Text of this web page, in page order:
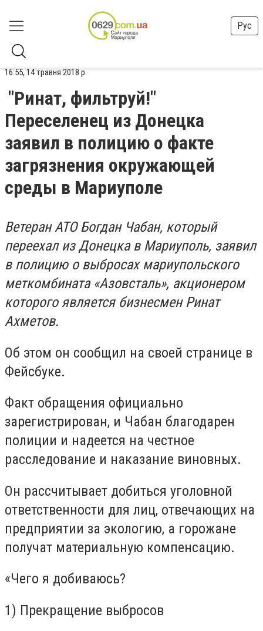
Рус
16:55, 14 травня 2018 р.
"Ринат, фильтруй!"
Переселенец из Донецка
заявил в полицию о факте
загрязнения окружающей
среды в Мариуполе
Ветеран АТО Богдан Чабан, который
переехал из Донецка в Мариуполь, заявил
в полицию о выбросах мариупольского
меткомбината «Азовсталь», акционером
которого является бизнесмен Ринат
Ахметов.
Об этом он сообщил на своей странице в
Фейсбуке.
Факт обращения официально
зарегистрирован, и Чабан благодарен
полиции и надеется на честное
расследование и наказание виновных.
Он рассчитывает добиться уголовной
ответственности для лиц, отвечающих на
предприятии за экологию, а горожане
получат материальную компенсацию.
«Чего я добиваюсь?
1) Прекращение выбросов